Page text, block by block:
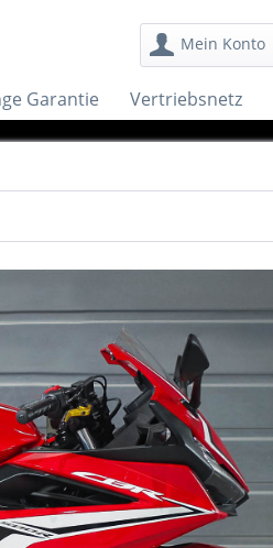
Mein Konto
Garantie Vertriebsnetz